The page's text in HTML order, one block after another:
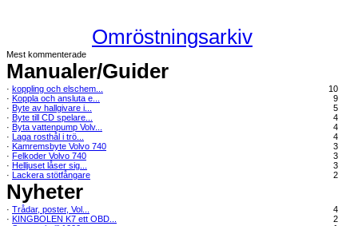
Omröstningsarkiv
Mest kommenterade
Manualer/Guider
· koppling och elschem...
10
· Koppla och ansluta e...
9
· Byte av hallgivare i...
5
· Byte till CD spelare...
4
· Byta vattenpump Volv...
4
· Laga rosthål i trö...
4
· Kamremsbyte Volvo 740
3
· Felkoder Volvo 740
3
· Helljuset låser sig...
3
· Lackera stötfångare 2
Nyheter
· Trådar, poster, Vol...
4
· KINGBOLEN K7 ett OBD...
2